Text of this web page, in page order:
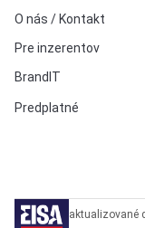
O nás / Kontakt
Pre inzerentov
BrandIT
Predplatné
aktualizované